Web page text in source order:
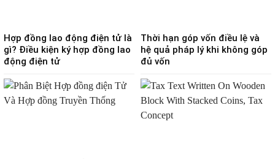
Hợp đồng lao động điện tử là
gì? Điều kiện ký hợp đồng lao
động điện tử
Thời hạn góp vốn điều lệ và
hệ quả pháp lý khi không góp
đủ vốn